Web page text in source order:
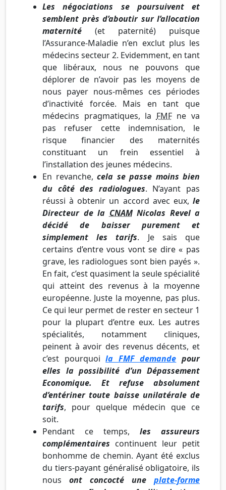
Les négociations se poursuivent et
semblent près d’aboutir sur l’allocation
maternité (et paternité) puisque
l’Assurance-Maladie n’en exclut plus les
médecins secteur 2. Evidemment, en tant
que libéraux, nous ne pouvons que
déplorer de n’avoir pas les moyens de
nous payer nous-mêmes ces périodes
d’inactivité forcée. Mais en tant que
médecins pragmatiques, la FMFne va
pas refuser cette indemnisation, le
risque financier des maternités
constituant un frein essentiel à
l’installation des jeunes médecins.
En revanche, cela se passe moins bien
du côté des radiologues. N’ayant pas
réussi à obtenir un accord avec eux, le
Directeur de la CNAMNicolas Revel a
décidé de baisser purement et
simplement les tarifs. Je sais que
certains d’entre vous vont se dire « pas
grave, les radiologues sont bien payés ».
En fait, c’est quasiment la seule spécialité
qui atteint des revenus à la moyenne
européenne. Juste la moyenne, pas plus.
Ce qui leur permet de rester en secteur 1
pour la plupart d’entre eux. Les autres
spécialités, notamment cliniques,
peinent à avoir des revenus décents, et
c’est pourquoila FMF demande pour
elles la possibilité d’un Dépassement
Economique. Et refuse absolument
d’entériner toute baisse unilatérale de
tarifs, pour quelque médecin que ce
soit.
Pendant ce temps, les assureurs
complémentaires continuent leur petit
bonhomme de chemin. Ayant été exclus
du tiers-payant généralisé obligatoire, ils
nous ont concocté une plate-forme